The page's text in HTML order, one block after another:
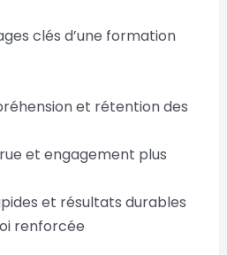
clés d’une formation
et rétention des
et engagement plus
et résultats durables
renforcée